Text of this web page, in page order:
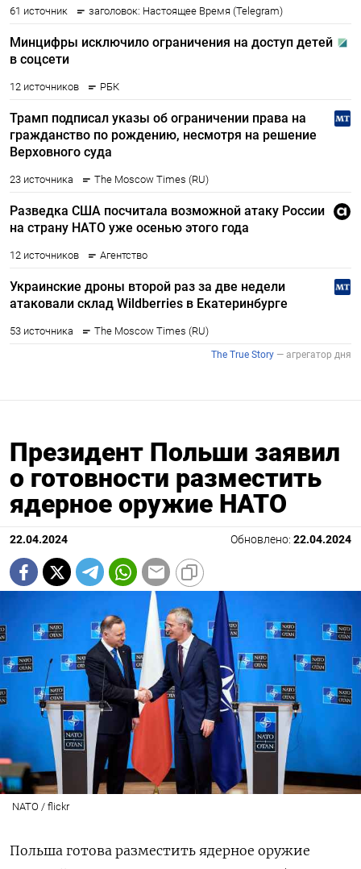
Президент Польши заявил
о готовности разместить
ядерное оружие НАТО
22.04.2024 Обновлено: 22.04.2024
NATO / flickr
Польша готова разместить ядерное оружие